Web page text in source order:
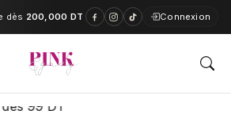
dès 200,000 DT Connexion
— Boutique en